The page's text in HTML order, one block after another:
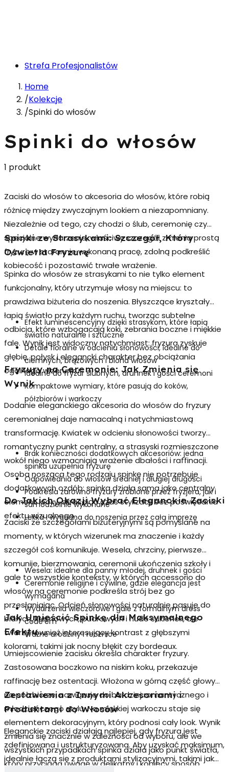
Strefa Profesjonalistów
Home
/Kolekcje
/Spinki do włosów
Spinki do włosów
1 produkt
Zaciski do włosów to akcesoria do włosów, które robią
różnicę między zwyczajnym lookiem a niezapomniany.
Niezależnie od tego, czy chodzi o ślub, ceremonię czy
specjalne wydarzenie, właściwy szczegół zmienia prostą
fryzurę w starannie wykonaną pracę, zdolną podkreślić
kobiecość i pozostawić trwałe wrażenie.
Spinki ze Strasykami: Szczegół, Który
Oświetla Fryzurę
Spinka do włosów ze strasykami to nie tylko element
funkcjonalny, który utrzymuje włosy na miejscu: to
prawdziwa biżuteria do noszenia. Błyszczące kryształy
łapią światło przy każdym ruchu, tworząc subtelne
odbicia, które wzbogacają koki, zebrania boczne i miękkie
fale. Wynik jest widoczny natychmiast: fryzura zyskuje
głębię, połysk i elegancki charakter bez obciążania
ogólnego wizerunku.
Efekt luminescencyjny dzięki strasykom, które łapią
światło naturalne i sztuczne
Detale floralne w odcieniu słonowości, idealne do
ciemnych, brązowych i blond włosów
Idealne do fryzur ślubnych, druhnek i gości ceremoni
Kompaktowe wymiary, które pasują do koków,
półzbiorów i warkoczy
Fryzury na Ceremonie: Jak Zmienia się
Wynik
Dodanie eleganckiego akcesoria do włosów do fryzury
ceremonialnej daje namacalną i natychmiastową
transformację. Kwiatek w odcieniu słonowości tworzy
romantyczny punkt centralny, a strasyski rozmieszczone
wokół niego wzmacniają wrażenie dbałości i raffinacji.
Osoba nosząca tego rodzaju spinkę nie potrzebuje
dodatkowych ozdób: spinka działa sama jako centralny
element looку, skracając czas stylizacji bez poświęcania
efektu wizualnego.
Brak konieczności dodatkowych akcesoriów: jedna
spinka uzupełnia fryzurę
Odpowiednia do włosów średniej i długiej długości
Podkreśla zarówno fryzury zrobione przez fryzjera, jak i
samodzielnie wykonane
Lekka i wygodna do noszenia przez całą imprezę
Do Jakich Okazji Wybrać Eleganckie Zaciski
Zaciski ze szczegółami biżuteryjnymi są pomyślane na
momenty, w których wizerunek ma znaczenie i każdy
szczegół coś komunikuje. Wesela, chrzciny, pierwsze
komunije, bierzmowania, ceremonii ukończenia szkoły i
gale to wszystkie konteksty, w których accessorio do
włosów na ceremonie podkreśla strój bez go
przesłaniając. Odcień słonowości naturalnie pasuje do
białych, kremowych, pudrowych i nude sukienek, ale
tworzy również interesujący kontrast z głębszymi
kolorami, takimi jak nocny błękit czy bordeaux.
Wesela: idealne dla panny młodej, druhnek i gości
Ceremonie religijne i cywilne, gdzie elegancja jest
wymagana
Wydarzenia wieczorowe i gale z formalnym dress
code'em
Ważne urodziny i rocznice
Jak Umieścić Spinkę dla Maksymalnego
Efektu
Umiejscowienie zacisku określa charakter fryzury.
Zastosowana boczkowo na niskim koku, przekazuje
raffinację bez ostentacji. Włożona w górną część głowy
na półzbiorze, nawiązuje do bardziej romantycznego i
młodzieńczego stylu. Na miękkiej warkoczu staje się
elementem dekoracyjnym, który podnosi cały look. Wynik
zmienia się znacznie w zależności od wyboru, ale we
wszystkich przypadkach spinka działa jako punkt światła,
który przyciąga uwagę w delikatny i kobiecy sposób.
Zestawienia z Innymi Akcesoriami i
Produktami do Włosów
Eleganckie zaciski działają najlepiej, gdy fryzura jest
zdefiniowana i ustrukturyzowana. Aby uzyskać maksimum,
idealnie łączą się z produktami stylizacyjnymi, takimi jak